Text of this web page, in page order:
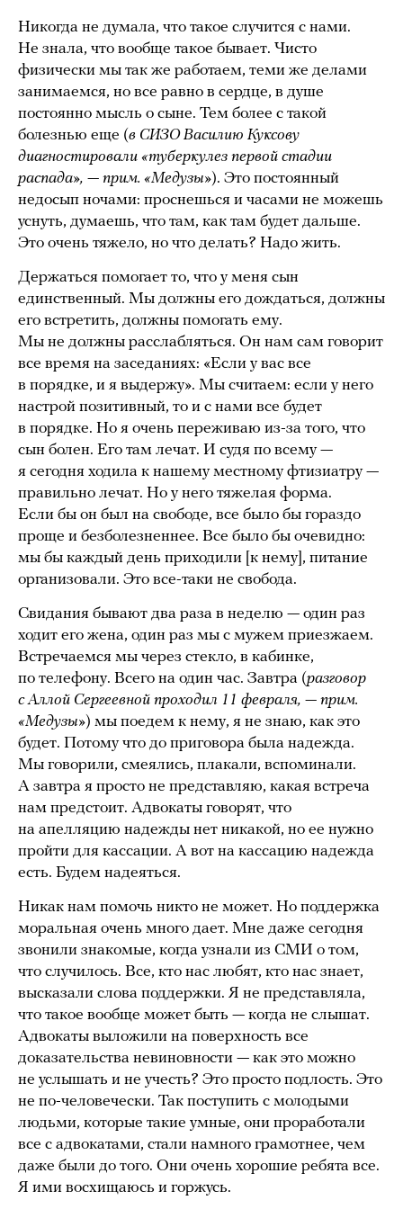
Никогда не думала, что такое случится с нами.
Не знала, что вообще такое бывает. Чисто
физически мы так же работаем, теми же делами
занимаемся, но все равно в сердце, в душе
постоянно мысль о сыне. Тем более с такой
болезнью еще (в СИЗО Василию Куксову
диагностировали «туберкулез первой стадии
распада», — прим. «Медузы»). Это постоянный
недосып ночами: проснешься и часами не можешь
уснуть, думаешь, что там, как там будет дальше.
Это очень тяжело, но что делать? Надо жить.
Держаться помогает то, что у меня сын
единственный. Мы должны его дождаться, должны
его встретить, должны помогать ему.
Мы не должны расслабляться. Он нам сам говорит
все время на заседаниях: «Если у вас все
в порядке, и я выдержу». Мы считаем: если у него
настрой позитивный, то и с нами все будет
в порядке. Но я очень переживаю из-за того, что
сын болен. Его там лечат. И судя по всему —
я сегодня ходила к нашему местному фтизиатру —
правильно лечат. Но у него тяжелая форма.
Если бы он был на свободе, все было бы гораздо
проще и безболезненнее. Все было бы очевидно:
мы бы каждый день приходили [к нему], питание
организовали. Это все-таки не свобода.
Свидания бывают два раза в неделю — один раз
ходит его жена, один раз мы с мужем приезжаем.
Встречаемся мы через стекло, в кабинке,
по телефону. Всего на один час. Завтра (разговор
с Аллой Сергеевной проходил 11 февраля, — прим.
«Медузы») мы поедем к нему, я не знаю, как это
будет. Потому что до приговора была надежда.
Мы говорили, смеялись, плакали, вспоминали.
А завтра я просто не представляю, какая встреча
нам предстоит. Адвокаты говорят, что
на апелляцию надежды нет никакой, но ее нужно
пройти для кассации. А вот на кассацию надежда
есть. Будем надеяться.
Никак нам помочь никто не может. Но поддержка
моральная очень много дает. Мне даже сегодня
звонили знакомые, когда узнали из СМИ о том,
что случилось. Все, кто нас любят, кто нас знает,
высказали слова поддержки. Я не представляла,
что такое вообще может быть — когда не слышат.
Адвокаты выложили на поверхность все
доказательства невиновности — как это можно
не услышать и не учесть? Это просто подлость. Это
не по-человечески. Так поступить с молодыми
людьми, которые такие умные, они проработали
все с адвокатами, стали намного грамотнее, чем
даже были до того. Они очень хорошие ребята все.
Я ими восхищаюсь и горжусь.